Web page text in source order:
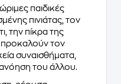
παιδικές
πινιάτας, τον
την πίκρα της
προκαλούν τον
συναισθήματα,
του άλλου.